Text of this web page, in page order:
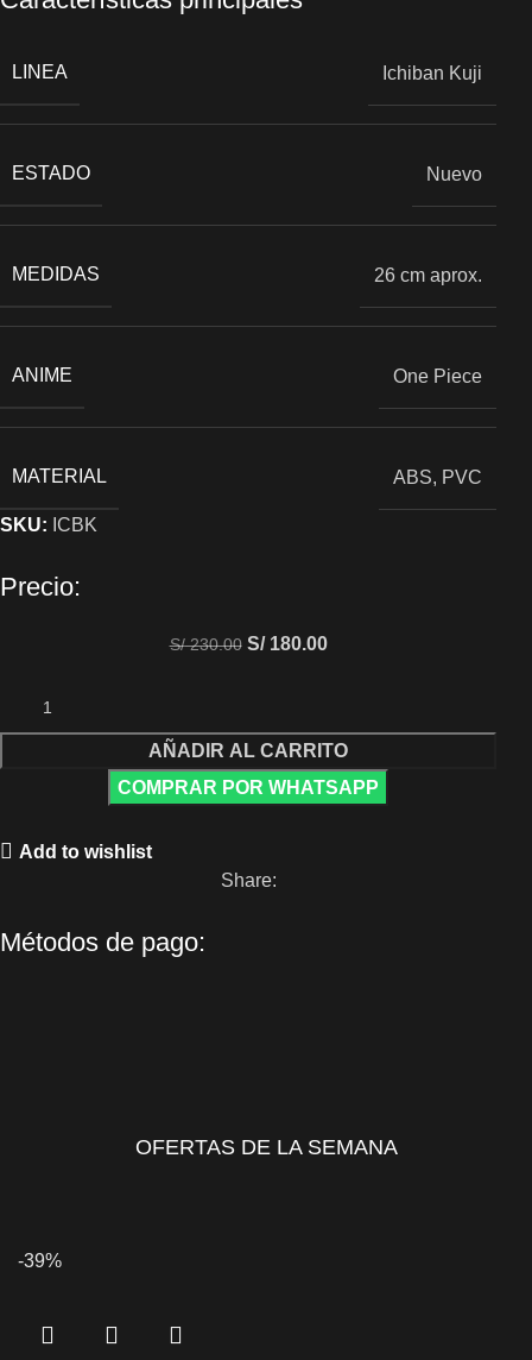
LINEA Ichiban Kuji
ESTADO Nuevo
MEDIDAS 26 cm aprox.
ANIME One Piece
MATERIAL ABS, PVC
SKU: ICBK
Precio:
S/230.00 S/180.00
AÑADIR AL CARRITO
COMPRAR POR WHATSAPP
Add to wishlist
Share:
Métodos de pago:
OFERTAS DE LA SEMANA
-39%